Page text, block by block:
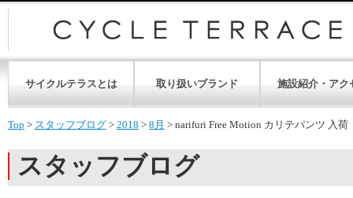
サイクルテラスとは 取り扱いブランド 施設紹介・アク
Top > スタッフブログ > 2018 > 8月 > narifuri Free Motion カリテパンツ 入荷
スタッフブログ